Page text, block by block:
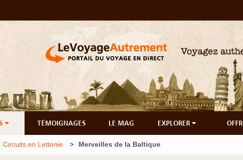
TÉMOIGNAGES LE MAG EXPLORER
Circuits en Lettonie Merveilles de la Baltique